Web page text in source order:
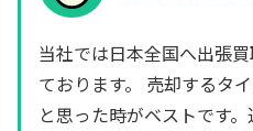
当社では日本全国へ出張
ております。 売却するタ
と思った時がベストです